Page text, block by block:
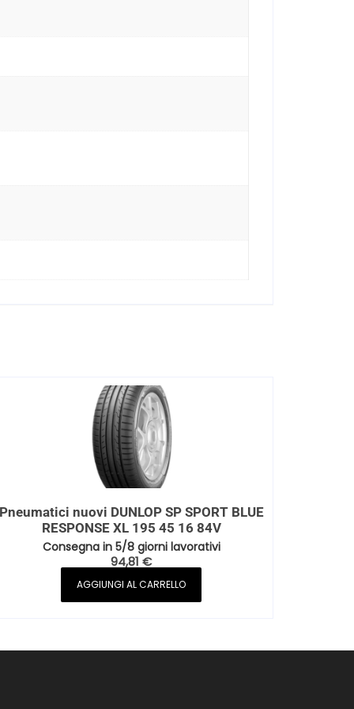
Pneumatici nuovi DUNLOP SP SPORT BLUE
RESPONSE XL 195 45 16 84V
Consegna in 5/8 giorni lavorativi
94,81 €
AGGIUNGI AL CARRELLO